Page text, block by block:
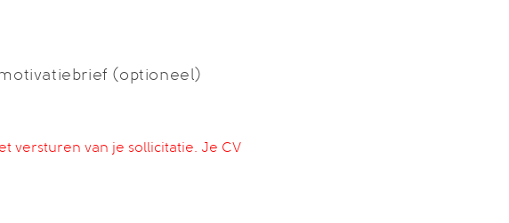
(optioneel)
versturen van je sollicitatie. Je CV